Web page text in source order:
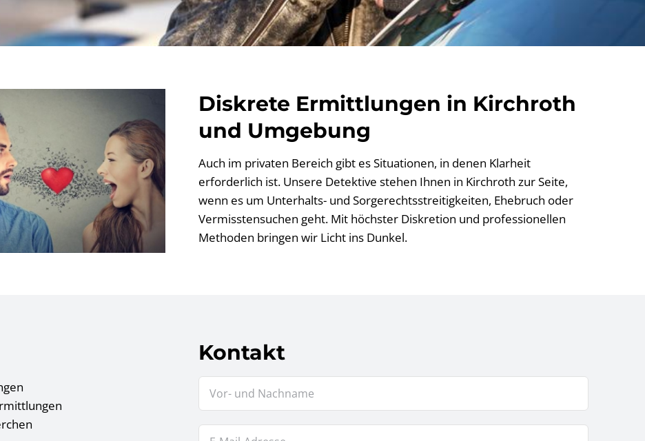
Diskrete Ermittlungen in Kirchroth
und Umgebung
Auch im privaten Bereich gibt es Situationen, in denen Klarheit
erforderlich ist. Unsere Detektive stehen Ihnen in Kirchroth zur Seite,
wenn es um Unterhalts- und Sorgerechtsstreitigkeiten, Ehebruch oder
Vermisstensuchen geht. Mit höchster Diskretion und professionellen
Methoden bringen wir Licht ins Dunkel.
Kontakt